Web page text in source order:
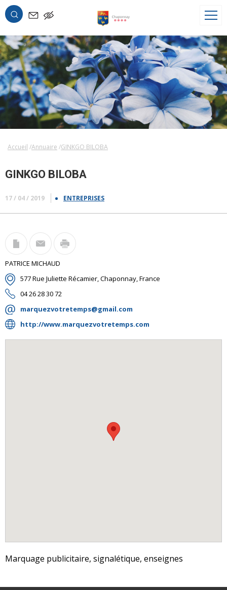
OK
Accueil Annuaire GINKGO BILOBA
GINKGO BILOBA
17 / 04 / 2019 ENTREPRISES
PATRICE MICHAUD
577 Rue Juliette Récamier, Chaponnay, France
04 26 28 30 72
marquezvotretemps@gmail.com
http://www.marquezvotretemps.com
Marquage publicitaire, signalétique, enseignes